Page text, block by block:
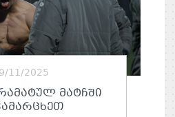
11/2025
ᲛᲐᲢᲩᲨᲘ